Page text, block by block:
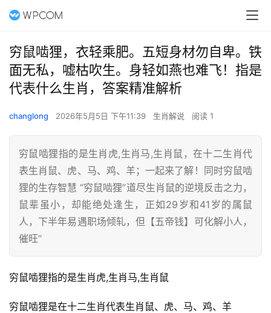
穷鼠啮狸，衣轻乘肥。五短身材勿自卑。铁
面无私，嘘枯吹生。身轻如燕也难飞！指是
代表什么生肖，答案精准解析
changlong 2026年5月5日 下午11:39 生肖解说 阅读 1
穷鼠啮狸指的是生肖虎,生肖马,生肖鼠，在十二生肖代
表生肖鼠、虎、马、鸡、羊；一起来了解！同时穷鼠啮
狸的生存智慧 “穷鼠啮狸”道尽生肖鼠的逆境反击之力，
鼠辈虽小，却能绝处逢生，正如29岁和41岁的属鼠
人，下半年易遇职场倾轧，但【五帝钱】可化解小人，
催旺“
穷鼠啮狸指的是生肖虎,生肖马,生肖鼠
穷鼠啮狸是在十二生肖代表生肖鼠、虎、马、鸡、羊